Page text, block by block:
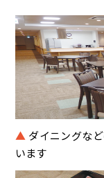
▲ ダイニングな
います